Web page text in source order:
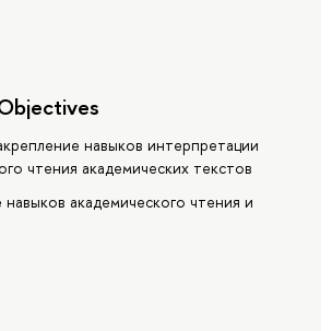
навыков интерпретации
чтения академических текстов
навыков академического чтения и